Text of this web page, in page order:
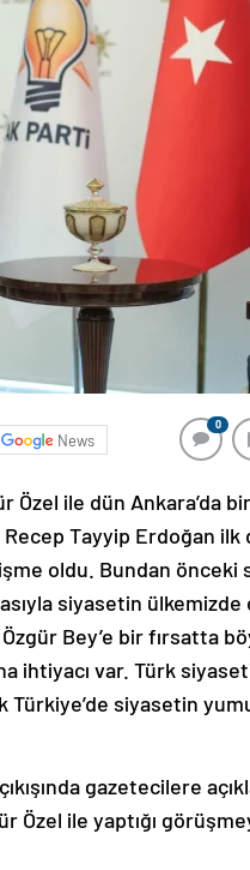
News
0
Özel ile dün
Recep Tayyip Erdoğan
oldu. Bundan
siyasetin
Bey’e bir fırsatta
ihtiyacı var. Türk
siyasetin
gazetecilere
Özel ile yaptığı